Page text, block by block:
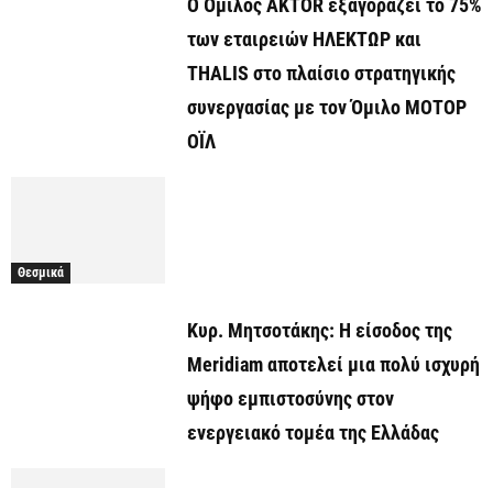
Ο Όμιλος AKTOR εξαγοράζει το 75%
των εταιρειών ΗΛΕΚΤΩΡ και
THALIS στο πλαίσιο στρατηγικής
συνεργασίας με τον Όμιλο ΜΟΤΟΡ
ΟΪΛ
Θεσμικά
Κυρ. Μητσοτάκης: Η είσοδος της
Meridiam αποτελεί μια πολύ ισχυρή
ψήφο εμπιστοσύνης στον
ενεργειακό τομέα της Ελλάδας